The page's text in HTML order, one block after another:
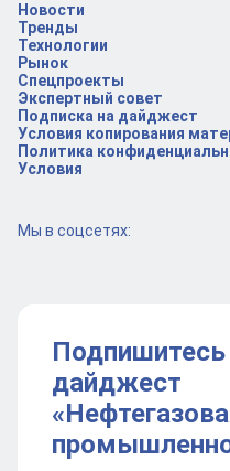
Новости
Тренды
Технологии
Рынок
Спецпроекты
Экспертный совет
Подписка на дайджест
Условия копирования
Политика
Условия
Мы в соцсетях:
Подпишитесь
дайджест